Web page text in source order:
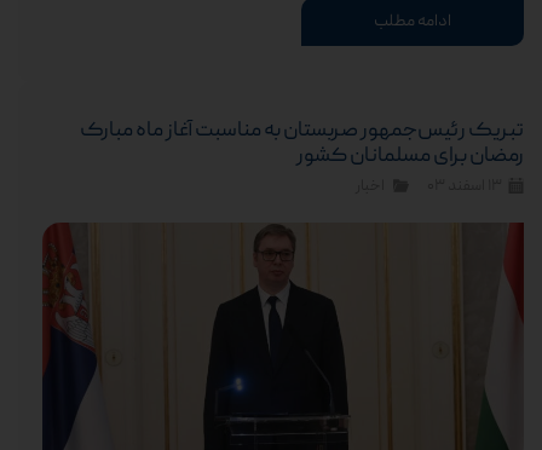
ادامه مطلب
تبریک رئیس‌جمهور صربستان به مناسبت آغاز ماه مبارک
رمضان برای مسلمانان کشور